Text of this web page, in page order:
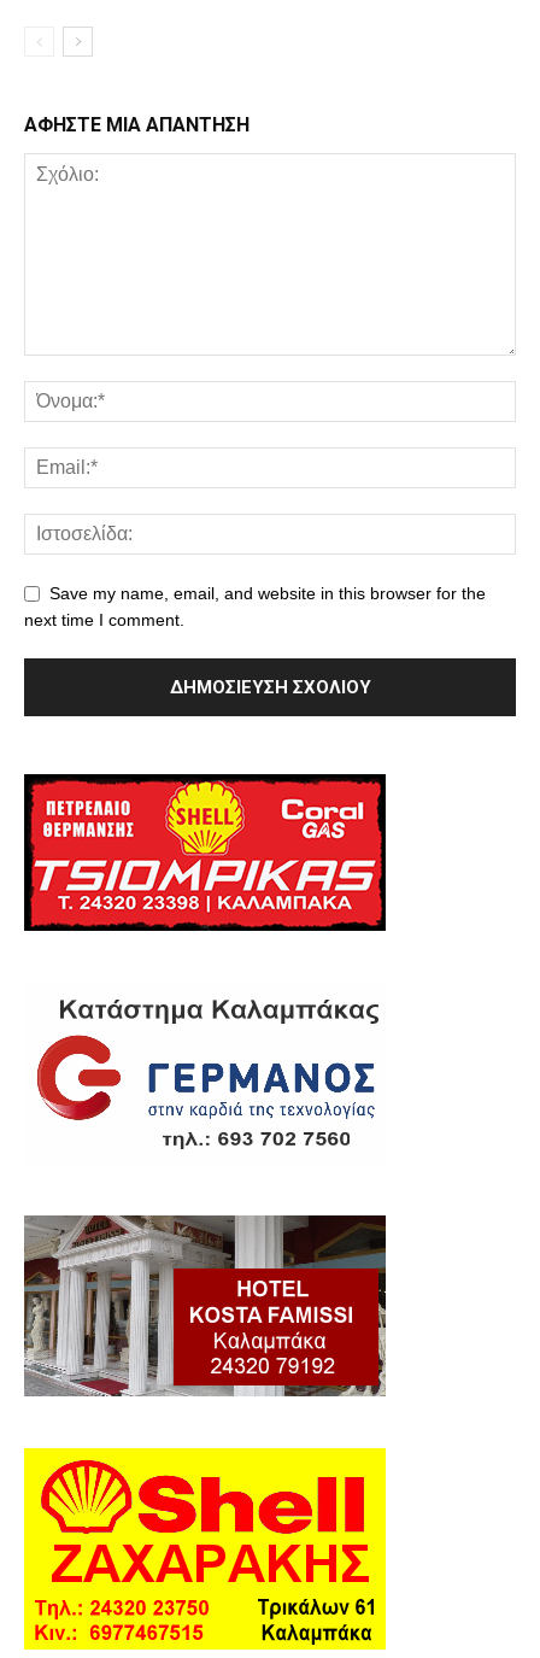
ΑΦΗΣΤΕ ΜΙΑ ΑΠΑΝΤΗΣΗ
Save my name, email, and website in this browser for the
next time I comment.